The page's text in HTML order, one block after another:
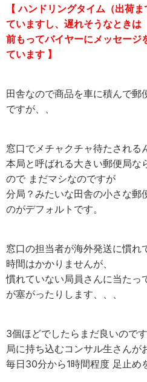
【 ハンドリングタイム（出荷
ていますし、遅れそうなときは
前もってバイヤーにメッセージ
ています 】
田舎なので商品を車に積んで郵
ですが、、
窓口でメチャクチャ待たされる
本局と呼ばれる大きい郵便局な
ので まだマシなのですが
分局？みたいな田舎の小さな郵
のがデフォルトです。
窓口の担当者が海外発送に慣れ
時間はかかりませんが、
慣れていない局員さんに当たっ
が塞がったりします、、、
3個ほどでしたらまだ良いので
局に持ち込むコンサル生さんが
毎日30分から1時間程度 足止め